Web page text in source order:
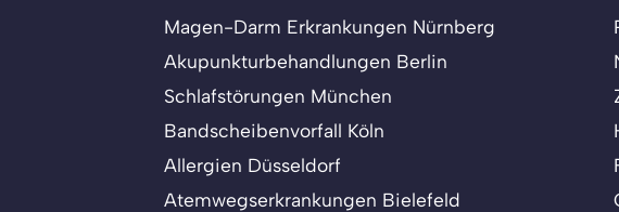
Magen-Darm Erkrankungen Nürnberg
Akupunkturbehandlungen Berlin
Schlafstörungen München
Bandscheibenvorfall Köln
Allergien Düsseldorf
Atemwegserkrankungen Bielefeld